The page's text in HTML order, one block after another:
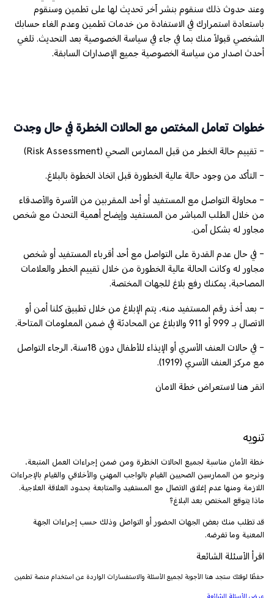
وعند حدوث ذلك سنقوم بنشر آخر تحديث لها على تطمين وسنقوم
باستعادة استمرارك في الاستفادة من خدمات تطمين وعدم الغاء حسابك
الشخصي قبولاً منك بما في جاء في سياسة الخصوصية بعد التحديث. تلغي
أحدث اصدار من سياسة الخصوصية جميع الإصدارات السابقة.
خطوات تعامل المختص مع الحالات الخطرة في حال وجدت
- تقييم حالة الخطر من قبل الممارس الصحي (Risk Assessment)
- التأكد من وجود حالة عالية الخطورة قبل اتخاذ الخطوة بالبلاغ.
- محاولة التواصل مع المستفيد أو أحد المقربين من الأسرة والأصدقاء
من خلال الطلب المباشر من المستفيد وإيضاح أهمية التحدث مع شخص
مجاور له بشكل آمن.
- في حال عدم القدرة على التواصل مع أحد أقرباء المستفيد أو شخص
مجاور له وكانت الحالة عالية الخطورة من خلال تقييم الخطر والعلامات
المصاحبة، يمكنك رفع بلاغ للجهات المختصة.
- بعد أخذ رقم المستفيد منه، يتم الإبلاغ من خلال تطبيق كلنا أمن أو
الاتصال بـ 999 أو 911 والابلاغ عن المحادثة في ضمن المعلومات المتاحة.
- في حالات العنف الأسري أو الإيذاء للأطفال دون 18سنة، الرجاء التواصل
مع مركز العنف الأسري (1919).
انقر هنا لاستعراض خطة الامان
تنويه
خطة الأمان مناسبة لجميع الحالات الخطرة ومن ضمن إجراءات العمل المتبعة،
ونرجو من الممارسين الصحيين القيام بالواجب المهني والأخلاقي والقيام بالإجراءات
اللازمة ومنها عدم إغلاق الاتصال مع المستفيد والمتابعة بحدود العلاقة العلاجية.
ماذا يتوقع المختص بعد البلاغ؟
قد تطلب منك بعض الجهات الحضور أو التواصل وذلك حسب إجراءات الجهة
المعنية وما تفرضه.
اقرأ الأسئلة الشائعة
حفظًا لوقتك ستجد هنا الأجوبة لجميع الأسئلة والاستفسارات الواردة عن استخدام منصة تطمين
عرض الأسئلة الشائعة